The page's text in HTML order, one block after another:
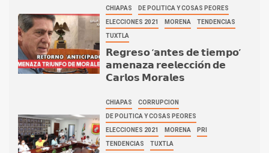
CHIAPAS DE POLITICA Y COSAS PEORES
ELECCIONES 2021 MORENA TENDENCIAS
TUXTLA
𝗥𝗲𝗴𝗿𝗲𝘀𝗼 ‘𝗮𝗻𝘁𝗲𝘀 𝗱𝗲 𝘁𝗶𝗲𝗺𝗽𝗼’
𝗮𝗺𝗲𝗻𝗮𝘇𝗮 𝗿𝗲𝗲𝗹𝗲𝗰𝗰𝗶𝗼́𝗻 𝗱𝗲
𝗖𝗮𝗿𝗹𝗼𝘀 𝗠𝗼𝗿𝗮𝗹𝗲𝘀
CHIAPAS CORRUPCION
DE POLITICA Y COSAS PEORES
ELECCIONES 2021 MORENA PRI
TENDENCIAS TUXTLA